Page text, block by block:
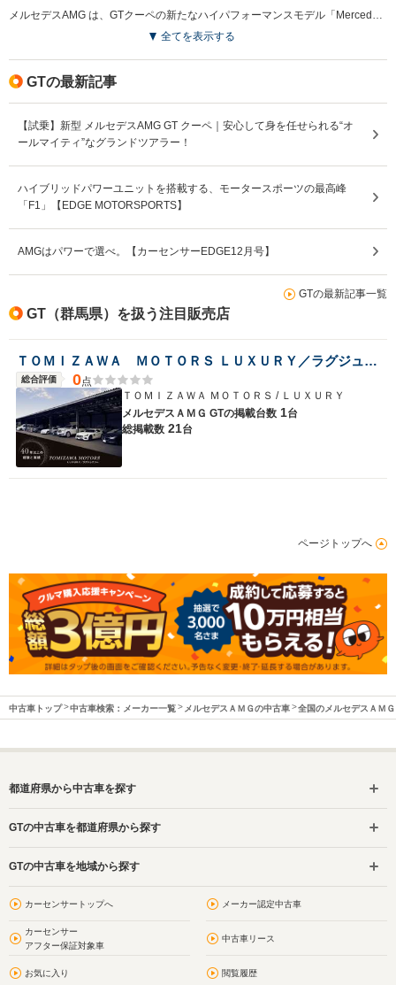
全てを表示する
GTの最新記事
【試乗】新型 メルセデスAMG GT クーペ｜安心して身を任せられる“オ
ールマイティ”なグランドツアラー！
ハイブリッドパワーユニットを搭載する、モータースポーツの最高峰
「F1」【EDGE MOTORSPORTS】
AMGはパワーで選べ。【カーセンサーEDGE12月号】
GTの最新記事一覧
GT（群馬県）を扱う注目販売店
ＴＯＭＩＺＡＷＡ ＭＯＴＯＲＳ ＬＵＸＵＲＹ／ラグジュアリー
総合評価 0点
ＴＯＭＩＺＡＷＡ ＭＯＴＯＲＳ / ＬＵＸＵＲＹ
メルセデスＡＭＧ GTの掲載台数 1台
総掲載数 21台
ページトップへ
中古車トップ 中古車検索：メーカー一覧 メルセデスＡＭＧの中古車 全国のメルセデスＡＭＧ
都道府県から中古車を探す
GTの中古車を都道府県から探す
GTの中古車を地域から探す
カーセンサートップへ メーカー認定中古車
カーセンサー
アフター保証対象車
中古車リース
お気に入り 閲覧履歴